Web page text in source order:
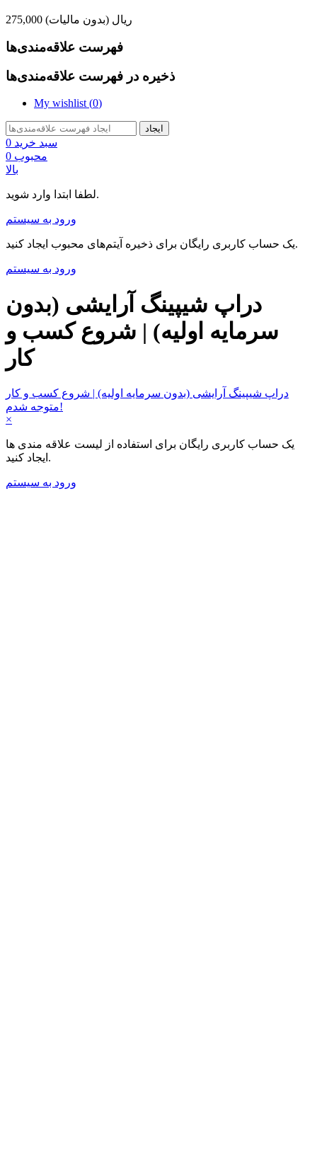
275,000 ریال (بدون مالیات)
فهرست علاقه‌مندی‌ها
ذخیره در فهرست علاقه‌مندی‌ها
My wishlist (0)
ایجاد
سبد خرید 0
محبوب 0
بالا
لطفا ابتدا وارد شوید.
ورود به سیستم
یک حساب کاربری رایگان برای ذخیره آیتم‌های محبوب ایجاد کنید.
ورود به سیستم
دراپ شیپینگ آرایشی (بدون
سرمایه اولیه) | شروع کسب و
کار
دراپ شیپینگ آرایشی (بدون سرمایه اولیه) | شروع کسب و کار
متوجه شدم!
×
یک حساب کاربری رایگان برای استفاده از لیست علاقه مندی ها
ایجاد کنید.
ورود به سیستم